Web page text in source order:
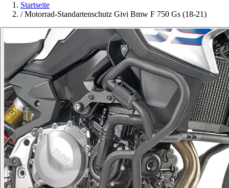
Startseite
/ Motorrad-Standartenschutz Givi Bmw F 750 Gs (18-21)